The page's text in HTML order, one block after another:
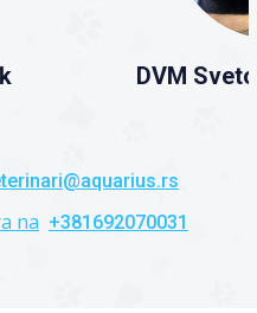
DVM
na +381692070031